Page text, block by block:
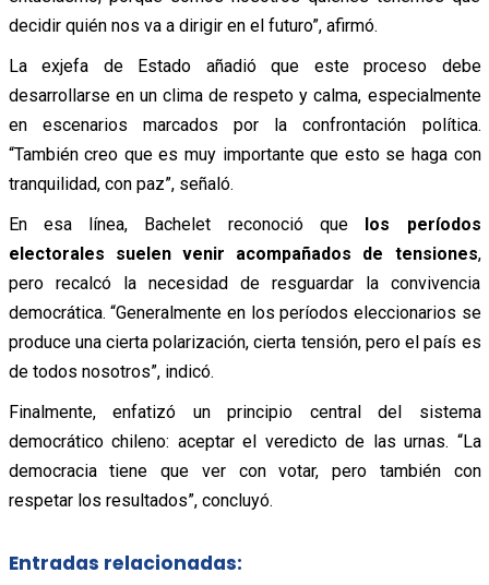
decidir quién nos va a dirigir en el futuro”, afirmó.
La exjefa de Estado añadió que este proceso debe
desarrollarse en un clima de respeto y calma, especialmente
en escenarios marcados por la confrontación política.
“También creo que es muy importante que esto se haga con
tranquilidad, con paz”, señaló.
En esa línea, Bachelet reconoció que los períodos
electorales suelen venir acompañados de tensiones,
pero recalcó la necesidad de resguardar la convivencia
democrática. “Generalmente en los períodos eleccionarios se
produce una cierta polarización, cierta tensión, pero el país es
de todos nosotros”, indicó.
Finalmente, enfatizó un principio central del sistema
democrático chileno: aceptar el veredicto de las urnas. “La
democracia tiene que ver con votar, pero también con
respetar los resultados”, concluyó.
Entradas relacionadas: